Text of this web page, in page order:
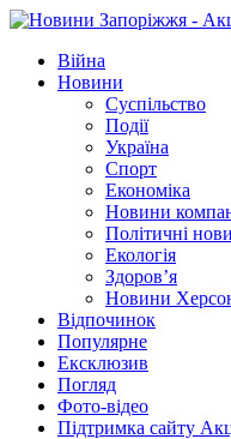
Війна
Новини
Суспільство
Події
Україна
Спорт
Економіка
Новини
Політичні
Екологія
Здоров’я
Новини
Відпочинок
Популярне
Ексклюзив
Погляд
Фото-відео
Підтримка сайту